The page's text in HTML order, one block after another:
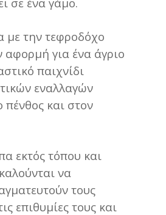
με την τεφροδόχο
αφορμή για ένα άγριο
παιχνίδι
εναλλαγών
και στον
εκτός τόπου και
να
τους
επιθυμίες τους και